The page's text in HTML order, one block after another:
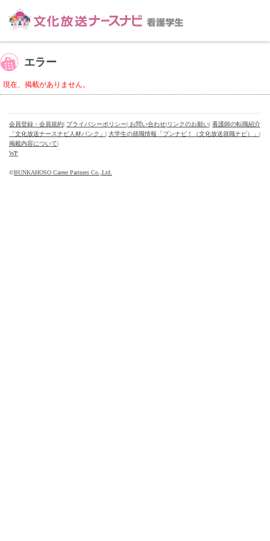
エラー
現在、掲載がありません。
会員登録・会員規約| プライバシーポリシー| お問い合わせ|リンクのお願い| 看護師の転職紹介
「文化放送ナースナビ人材バンク」 | 大学生の就職情報「ブンナビ！（文化放送就職ナビ）」 |
掲載内容について|
WP
©BUNKAHOSO Career Partners Co.,Ltd.